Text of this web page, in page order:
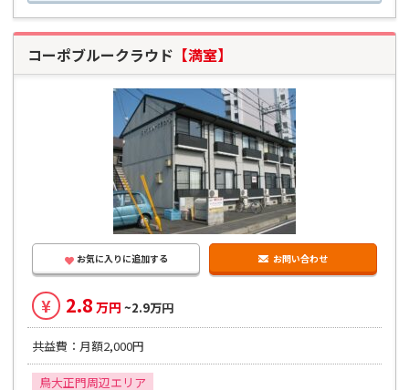
コーポブルークラウド 【満室】
お気に入りに追加する お問い合わせ
¥ 2.8 万円 ~2.9万円
共益費：月額2,000円
鳥大正門周辺エリア